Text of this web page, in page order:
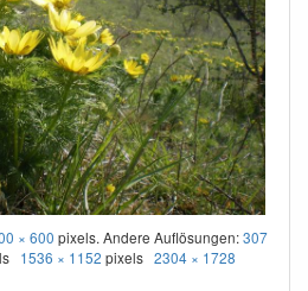
× 600 pixels. Andere Auflösungen:307
1536 × 1152 pixels 2304 × 1728